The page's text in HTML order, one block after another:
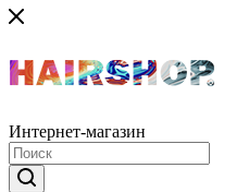
Интернет-магазин